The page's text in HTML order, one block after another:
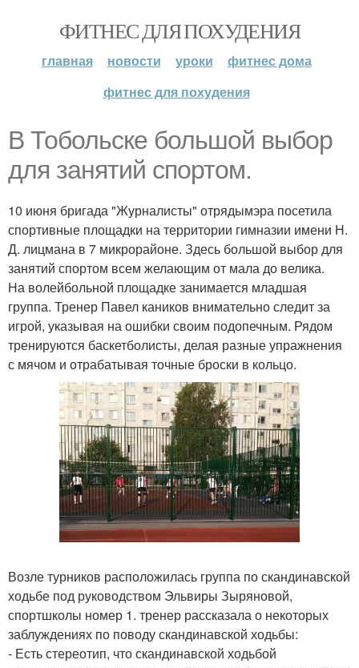
ФИТНЕС ДЛЯ ПОХУДЕНИЯ
главная новости уроки
фитнес дома
фитнес для похудения
В Тобольске большой выбор
для занятий спортом.
10 июня бригада "Журналисты" отрядымэра посетила
спортивные площадки на территории гимназии имени Н.
Д. лицмана в 7 микрорайоне. Здесь большой выбор для
занятий спортом всем желающим от мала до велика.
На волейбольной площадке занимается младшая
группа. Тренер Павел каников внимательно следит за
игрой, указывая на ошибки своим подопечным. Рядом
тренируются баскетболисты, делая разные упражнения
с мячом и отрабатывая точные броски в кольцо.
Возле турников расположилась группа по скандинавской
ходьбе под руководством Эльвиры Зыряновой,
спортшколы номер 1. тренер рассказала о некоторых
заблуждениях по поводу скандинавской ходьбы:
- Есть стереотип, что скандинавской ходьбой